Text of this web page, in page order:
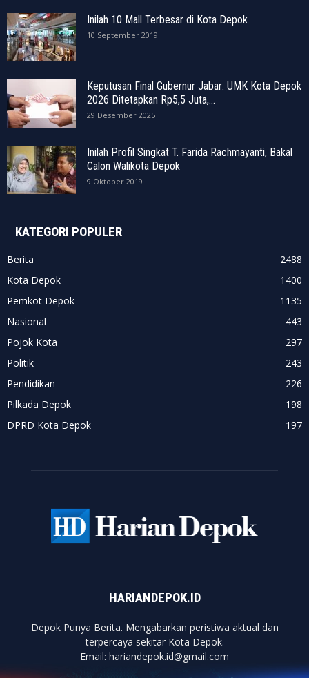
Inilah 10 Mall Terbesar di Kota Depok
10 September 2019
Keputusan Final Gubernur Jabar: UMK Kota Depok
2026 Ditetapkan Rp5,5 Juta,...
29 Desember 2025
Inilah Profil Singkat T. Farida Rachmayanti, Bakal
Calon Walikota Depok
9 Oktober 2019
KATEGORI POPULER
Berita
2488
Kota Depok
1400
Pemkot Depok
1135
Nasional
443
Pojok Kota
297
Politik
243
Pendidikan
226
Pilkada Depok
198
DPRD Kota Depok
197
HARIANDEPOK.ID
Depok Punya Berita. Mengabarkan peristiwa aktual dan
terpercaya sekitar Kota Depok.
Email: hariandepok.id@gmail.com